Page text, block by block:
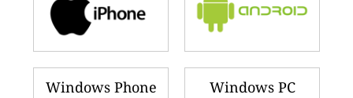
Windows Phone Windows PC